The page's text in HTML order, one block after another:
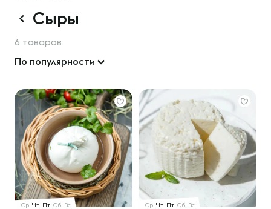
Сыры
6 товаров
По популярности
Ср Чт Пт Сб Вс Ср Чт Пт Сб Вс